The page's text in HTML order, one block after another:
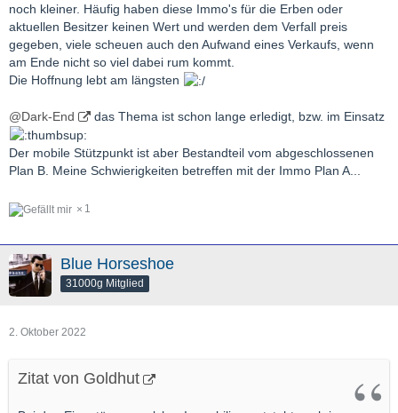
noch kleiner. Häufig haben diese Immo's für die Erben oder
aktuellen Besitzer keinen Wert und werden dem Verfall preis
gegeben, viele scheuen auch den Aufwand eines Verkaufs, wenn
am Ende nicht so viel dabei rum kommt.
Die Hoffnung lebt am längsten
@Dark-End das Thema ist schon lange erledigt, bzw. im Einsatz
Der mobile Stützpunkt ist aber Bestandteil vom abgeschlossenen
Plan B. Meine Schwierigkeiten betreffen mit der Immo Plan A...
1
Blue Horseshoe
31000g Mitglied
2. Oktober 2022
Zitat von Goldhut